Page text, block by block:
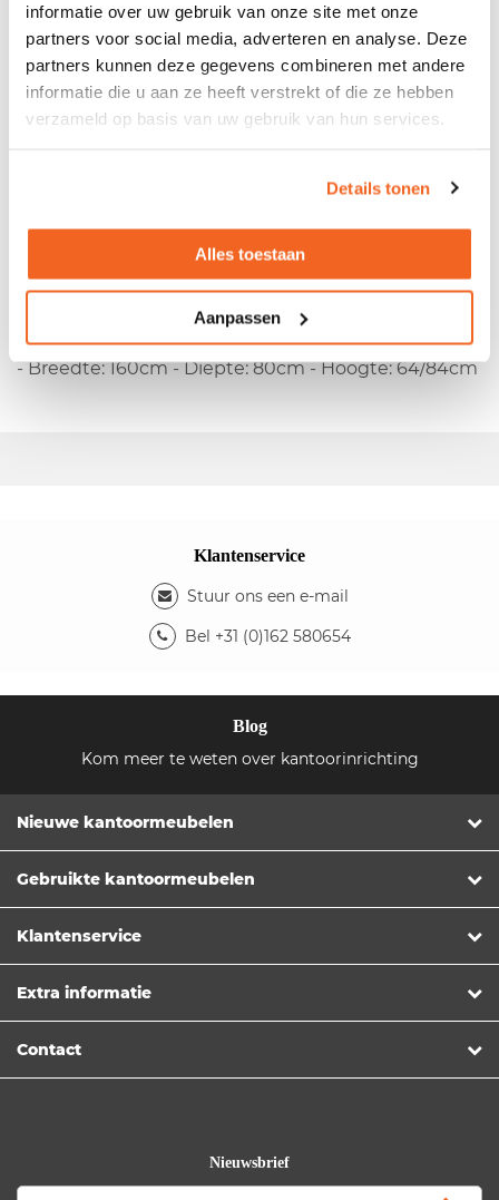
informatie over uw gebruik van onze site met onze
partners voor social media, adverteren en analyse. Deze
partners kunnen deze gegevens combineren met andere
informatie die u aan ze heeft verstrekt of die ze hebben
verzameld op basis van uw gebruik van hun services.
Details tonen
Alles toestaan
Aanpassen
Bezorg- en Montageservice
- Melamine blad - Metalen T-poots onderstel - In
Kleuren
- Kleur blad: grijs - Kleur onderstel: zwart
Afmetingen
- Breedte: 160cm - Diepte: 80cm - Hoogte: 64/84cm
Klantenservice
Stuur ons een e-mail
Bel +31 (0)162 580654
Blog
Kom meer te weten over kantoorinrichting
Nieuwe kantoormeubelen
Gebruikte kantoormeubelen
Klantenservice
Extra informatie
Contact
Nieuwsbrief